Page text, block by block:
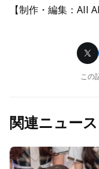
【制作・編集：All
この
関連ニュース